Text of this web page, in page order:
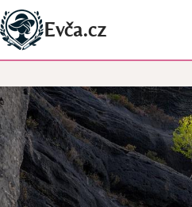
Přeskočit
na
obsah
Evča.cz